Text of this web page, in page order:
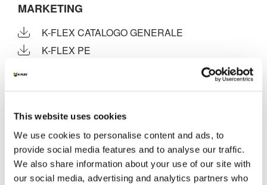
This website uses cookies
We use cookies to personalise content and ads, to
provide social media features and to analyse our traffic.
We also share information about your use of our site with
our social media, advertising and analytics partners who
MARKETING
K-FLEX CATALOGO GENERALE
K-FLEX PE
K-FLEX MANUALE D’INSTALLAZIONE
K-FLEX LISTINO PREZZI - MARZO 2022
ALTRI DOCUMENTI